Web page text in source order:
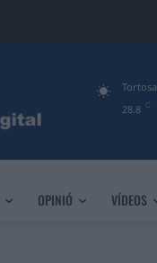
28.8 C
Tortosa
OPINIÓ VÍDEOS